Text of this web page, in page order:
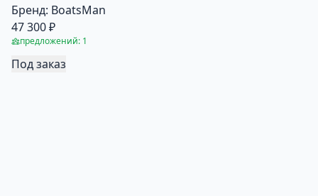
Бренд: BoatsMan
47 300 ₽
предложений: 1
Под заказ